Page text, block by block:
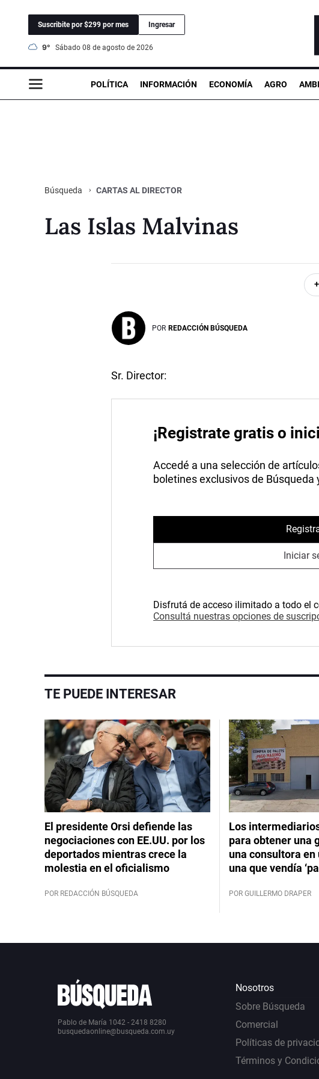
Suscribite por $299 por mes Ingresar
9° sábado 08 de agosto de 2026
POLÍTICA INFORMACIÓN ECONOMÍA AGRO
Búsqueda CARTAS AL DIRECTOR
Las Islas Malvinas
POR REDACCIÓN BÚSQUEDA
Sr. Director:
¡Registrate gratis o
Accedé a una selección de
boletines exclusivos de Búsqueda
Iniciar
Disfrutá de acceso ilimitado a todo el
Consultá nuestras opciones de
TE PUEDE INTERESAR
El presidente Orsi defiende las
negociaciones con EE.UU. por los
deportados mientras crece la
molestia en el oficialismo
POR REDACCIÓN BÚSQUEDA
Los
para obtener una
una consultora en
una que vendía
POR GUILLERMO DRAPER
Pablo de María 1042 - 2418 8280
busquedaonline@busqueda.com.uy
Nosotros
Sobre Búsqueda
Comercial
Políticas de
Términos y